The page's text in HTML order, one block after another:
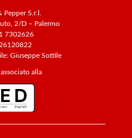
Pepper S.r.l.
2/D – Palermo
7302626
Giuseppe Sottile
alla